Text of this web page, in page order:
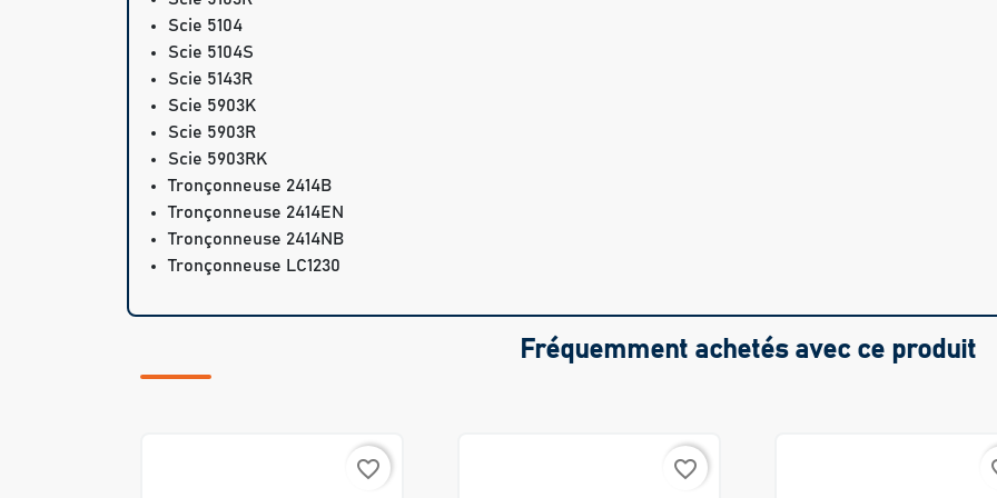
Scie 5104
Scie 5104S
Scie 5143R
Scie 5903K
Scie 5903R
Scie 5903RK
Tronçonneuse 2414B
Tronçonneuse 2414EN
Tronçonneuse 2414NB
Tronçonneuse LC1230
Fréquemment achetés avec ce produit
favorite_border favorite_border